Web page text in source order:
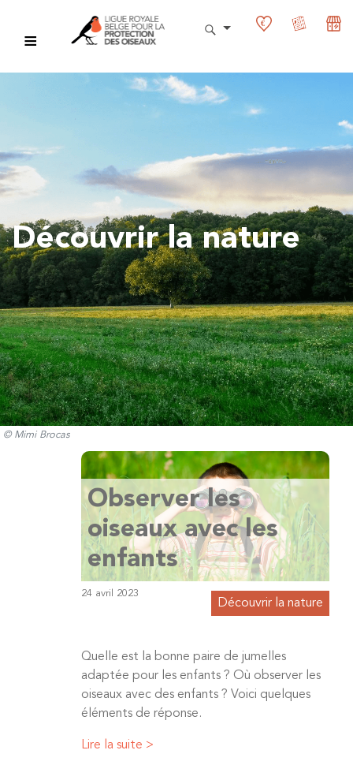
© Mimi Brocas
Découvrir la nature
Observer les
oiseaux avec les
enfants
24 avril 2023
Découvrir la nature
Quelle est la bonne paire de jumelles
adaptée pour les enfants ? Où observer les
oiseaux avec des enfants ? Voici quelques
éléments de réponse.
Lire la suite >